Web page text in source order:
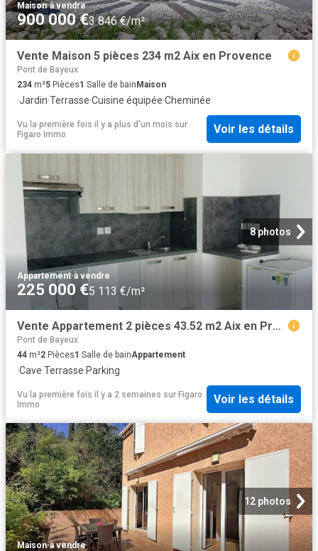
Maison·à vendre
900 000 €3 846 €/m²
Vente Maison 5 pièces 234 m2 Aix en Provence
Pont de Bayeux
234 m²5 Pièces1 Salle de bain Maison
·Jardin·Terrasse·Cuisine équipée·Cheminée
Vu la première fois il y a plus d'un mois sur
Figaro Immo
Voir les détails
8 photos
Appartement·à vendre
225 000 €5 113 €/m²
Vente Appartement 2 pièces 43.52 m2 Aix en Provence
Pont de Bayeux
44 m²2 Pièces1 Salle de bainAppartement
·Cave·Terrasse·Parking
Vu la première fois il y a 2 semaines sur Figaro
Immo
Voir les détails
12 photos
Maison·à vendre